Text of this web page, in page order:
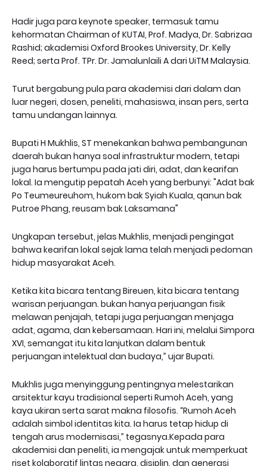
Hadir juga para keynote speaker, termasuk tamu
kehormatan Chairman of KUTAI, Prof. Madya, Dr. Sabrizaa
Rashid; akademisi Oxford Brookes University, Dr. Kelly
Reed; serta Prof. TPr. Dr. Jamalunlaili A dari UiTM Malaysia.
Turut bergabung pula para akademisi dari dalam dan
luar negeri, dosen, peneliti, mahasiswa, insan pers, serta
tamu undangan lainnya.
Bupati H Mukhlis, ST menekankan bahwa pembangunan
daerah bukan hanya soal infrastruktur modern, tetapi
juga harus bertumpu pada jati diri, adat, dan kearifan
lokal. Ia mengutip pepatah Aceh yang berbunyi: "Adat bak
Po Teumeureuhom, hukom bak Syiah Kuala, qanun bak
Putroe Phang, reusam bak Laksamana"
Ungkapan tersebut, jelas Mukhlis, menjadi pengingat
bahwa kearifan lokal sejak lama telah menjadi pedoman
hidup masyarakat Aceh.
Ketika kita bicara tentang Bireuen, kita bicara tentang
warisan perjuangan. bukan hanya perjuangan fisik
melawan penjajah, tetapi juga perjuangan menjaga
adat, agama, dan kebersamaan. Hari ini, melalui Simpora
XVI, semangat itu kita lanjutkan dalam bentuk
perjuangan intelektual dan budaya,” ujar Bupati.
Mukhlis juga menyinggung pentingnya melestarikan
arsitektur kayu tradisional seperti Rumoh Aceh, yang
kaya ukiran serta sarat makna filosofis. “Rumoh Aceh
adalah simbol identitas kita. Ia harus tetap hidup di
tengah arus modernisasi,” tegasnya.Kepada para
akademisi dan peneliti, ia mengajak untuk memperkuat
riset kolaboratif lintas negara, disiplin, dan generasi